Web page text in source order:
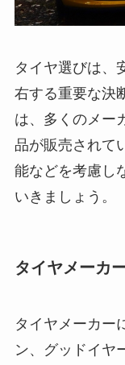
タイヤ選びは、
右する重要な決
は、多くのメー
品が販売されて
能などを考慮し
いきましょう。
タイヤメーカ
タイヤメーカー
ン、グッドイヤ